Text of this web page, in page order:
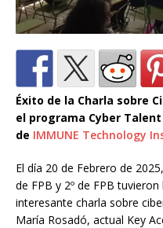
Éxito de la Charla sobre
el programa Cyber
de IMMUNE Technology
El día 20 de Febrero de
de FPB y 2º de FPB
interesante charla sobre
María Rosadó, actual Key